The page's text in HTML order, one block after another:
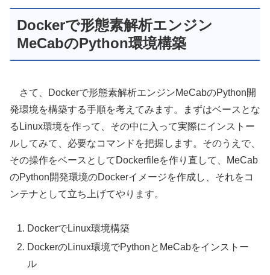
Dockerで形態素解析エンジン
MeCabのPython環境構築
さて、Dockerで形態素解析エンジンMeCabのPython開
発環境を構築する手順を考えてみます。まずはベースとな
るLinux環境を作って、その中に入って実際にインストー
ルしてみて、必要なコマンドを把握します。そのうえで、
その操作をベースとしてDockerfileを作り直して、MeCab
のPython開発環境のDockerイメージを作成し、それをコ
ンテナとして立ち上げてやります。
DockerでLinux環境構築
DockerのLinux環境でPythonとMeCabをインストー
ル